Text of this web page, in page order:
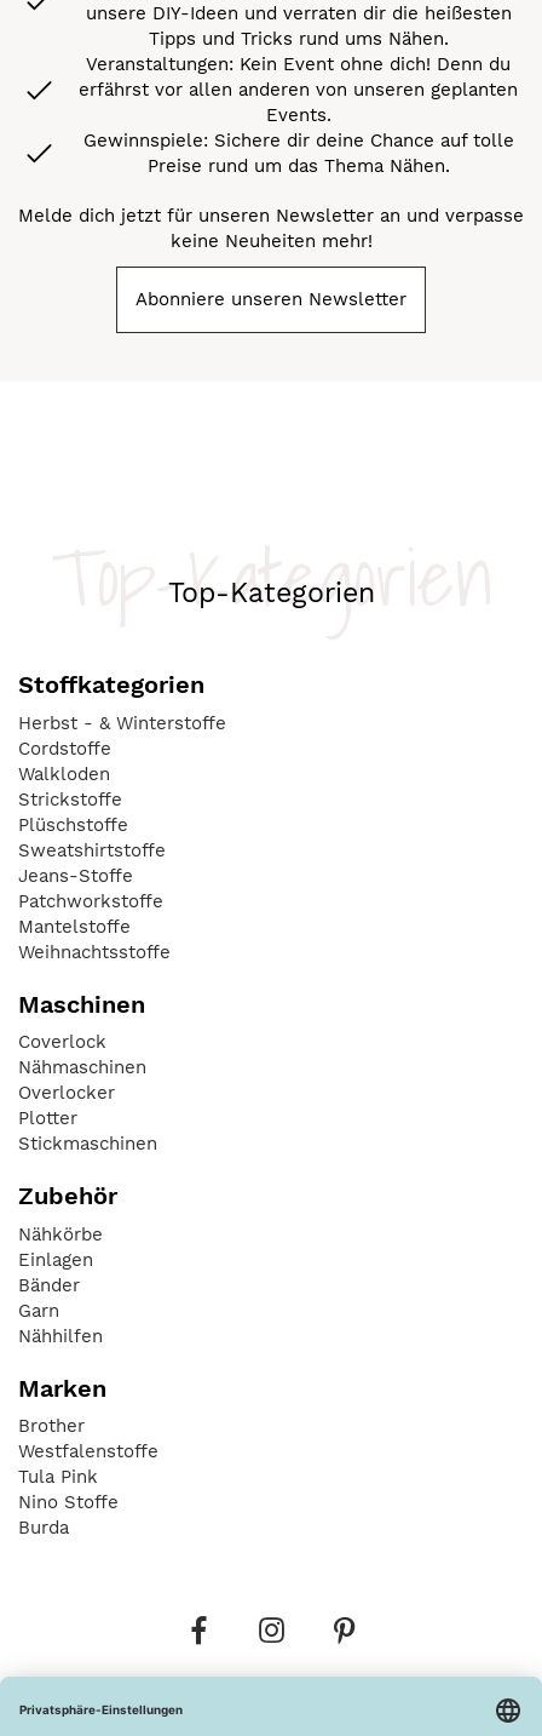
unsere DIY-Ideen und verraten dir die heißesten
Tipps und Tricks rund ums Nähen.
Veranstaltungen: Kein Event ohne dich! Denn du
erfährst vor allen anderen von unseren geplanten
Events.
Gewinnspiele: Sichere dir deine Chance auf tolle
Preise rund um das Thema Nähen.
Melde dich jetzt für unseren Newsletter an und verpasse
keine Neuheiten mehr!
Abonniere unseren Newsletter
Top-Kategorien
Top-Kategorien
Stoffkategorien
Herbst - & Winterstoffe
Cordstoffe
Walkloden
Strickstoffe
Plüschstoffe
Sweatshirtstoffe
Jeans-Stoffe
Patchworkstoffe
Mantelstoffe
Weihnachtsstoffe
Maschinen
Coverlock
Nähmaschinen
Overlocker
Plotter
Stickmaschinen
Zubehör
Nähkörbe
Einlagen
Bänder
Garn
Nähhilfen
Marken
Brother
Westfalenstoffe
Tula Pink
Nino Stoffe
Burda